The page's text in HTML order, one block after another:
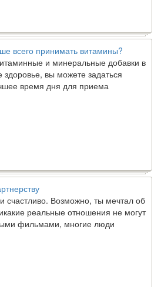
всего принимать витамины?
и минеральные добавки в
здоровье, вы можете задаться
время дня для приема
счастливо. Возможно, ты мечтал об
реальные отношения не могут
фильмами, многие люди